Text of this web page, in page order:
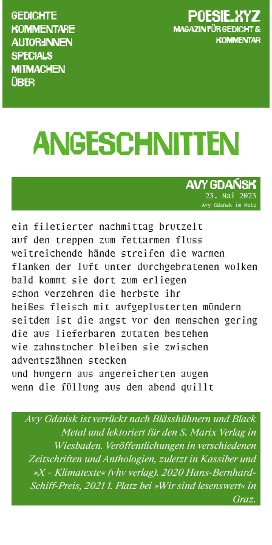
poesie.xyz
Magazin für Gedicht &
Kommentar
Gedichte
Kommentare
Autor:innen
Specials
Mitmachen
Über
angeschnitten
Avy Gdańsk
23. Mai 2023
Avy Gdańsk im Netz
ein filetierter nachmittag brutzelt
auf den treppen zum fettarmen fluss
weitreichende hände streifen die warmen
flanken der luft unter durchgebratenen wolken
bald kommt sie dort zum erliegen
schon verzehren die herbste ihr
heißes fleisch mit aufgeplusterten mündern
seitdem ist die angst vor den menschen gering
die aus lieferbaren zutaten bestehen
wie zahnstocher bleiben sie zwischen
adventszähnen stecken
und hungern aus angereicherten augen
wenn die füllung aus dem abend quillt
Avy Gdańsk ist verrückt nach Blässhühnern und Black
Metal und lektoriert für den S. Marix Verlag in
Wiesbaden. Veröffentlichungen in verschiedenen
Zeitschriften und Anthologien, zuletzt in Kassiber und
»X – Klimatexte« (vhv verlag). 2020 Hans-Bernhard-
Schiff-Preis, 2021 1. Platz bei »Wir sind lesenswert« in
Graz.